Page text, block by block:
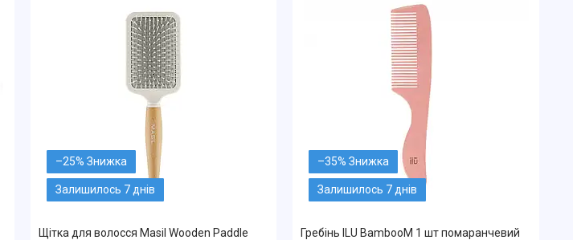
–25%
Залишилось 7 днів
Щітка для волосся Masil Wooden Paddle
–35%
Залишилось 7 днів
Гребінь ILU BambooM 1 шт помаранчевий